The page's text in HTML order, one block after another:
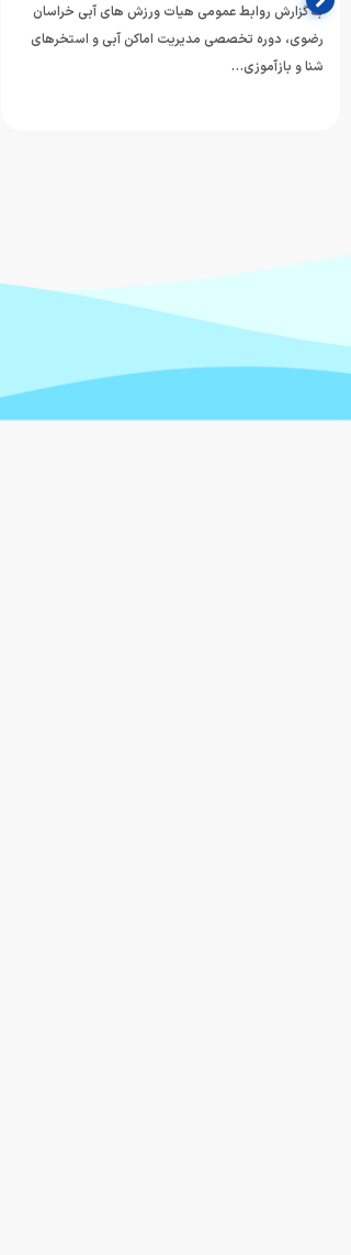
به گزارش روابط‌ عمومی هیات ورزش های آبی خراسان
رضوی، دوره تخصصی مدیریت اماکن آبی و استخرهای
شنا و بازآموزی…